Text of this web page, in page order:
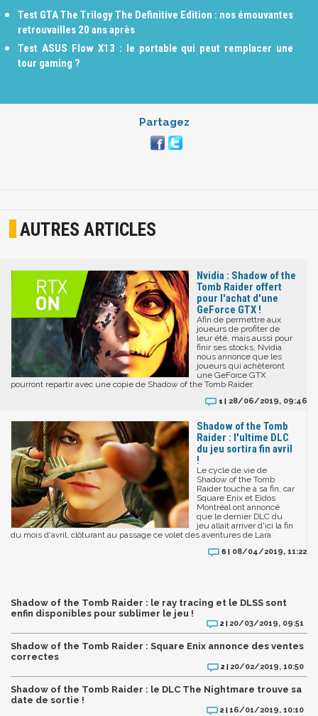
Test GTA The Trilogy The Definitive Edition : nos émouvantes
retrouvailles 20 ans après
Test ASUS Flow X13 : le portable qui peut remplacer une
tour gaming ?
Partagez
AUTRES ARTICLES
Nvidia : Shadow of the
Tomb Raider offert
pour l'achat d'une
GeForce GTX !
Afin de permettre aux
joueurs de profiter de
leur été, mais aussi pour
finir ses stocks, Nvidia
nous annonce que les
joueurs qui achèteront
une GeForce GTX
pourront repartir avec une copie de Shadow of the Tomb Raider.
1 | 28/06/2019, 09:46
Shadow of the Tomb
Raider : l'ultime DLC
du jeu sortira fin avril
!
Le cycle de vie de
Shadow of the Tomb
Raider touche à sa fin, car
Square Enix et Eidos
Montréal ont annoncé
que le dernier DLC du
jeu allait arriver d'ici la fin
du mois d'avril, clôturant au passage ce volet des aventures de Lara
6 | 08/04/2019, 11:22
Shadow of the Tomb Raider : le ray tracing et le DLSS sont
enfin disponibles pour sublimer le jeu !
2 | 20/03/2019, 09:51
Shadow of the Tomb Raider : Square Enix annonce des ventes
correctes
2 | 20/02/2019, 10:50
Shadow of the Tomb Raider : le DLC The Nightmare trouve sa
date de sortie !
2 | 16/01/2019, 10:10